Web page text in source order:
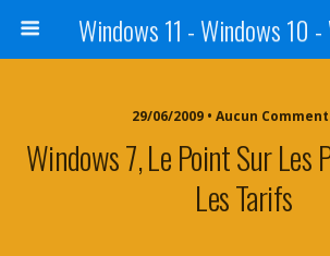
29/06/2009 • Aucun
Windows 7, Le Point Sur Les
Les Tarifs